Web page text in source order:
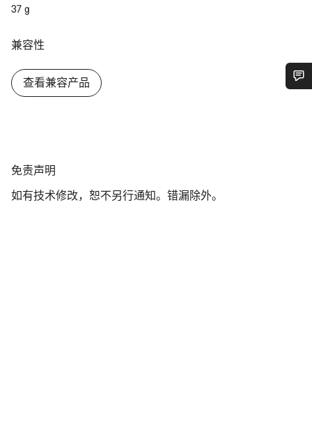
37 g
兼容性
查看兼容产品
免
声
免责声明
如有技术修改，恕不另行通知。错漏除外。
您需要帮助吗？